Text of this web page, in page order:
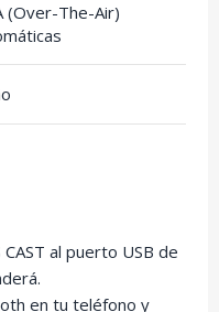
(Over-The-Air)
al puerto USB de
en tu teléfono y